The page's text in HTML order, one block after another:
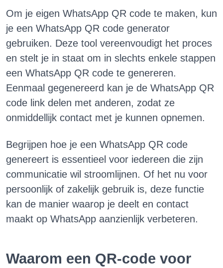
Om je eigen WhatsApp QR code te maken, kun
je een WhatsApp QR code generator
gebruiken. Deze tool vereenvoudigt het proces
en stelt je in staat om in slechts enkele stappen
een WhatsApp QR code te genereren.
Eenmaal gegenereerd kan je de WhatsApp QR
code link delen met anderen, zodat ze
onmiddellijk contact met je kunnen opnemen.
Begrijpen hoe je een WhatsApp QR code
genereert is essentieel voor iedereen die zijn
communicatie wil stroomlijnen. Of het nu voor
persoonlijk of zakelijk gebruik is, deze functie
kan de manier waarop je deelt en contact
maakt op WhatsApp aanzienlijk verbeteren.
Waarom een QR-code voor